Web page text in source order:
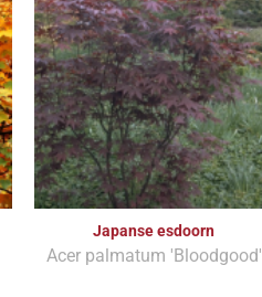
Japanse esdoorn
Acer palmatum 'Bloodgood'